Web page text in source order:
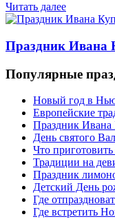
Читать далее
Праздник Ивана
Популярные
Новый год в
Европейские
Праздник Ивана
День святого
Что
Традиции на
Праздник
Детский День
Где
Где встретить